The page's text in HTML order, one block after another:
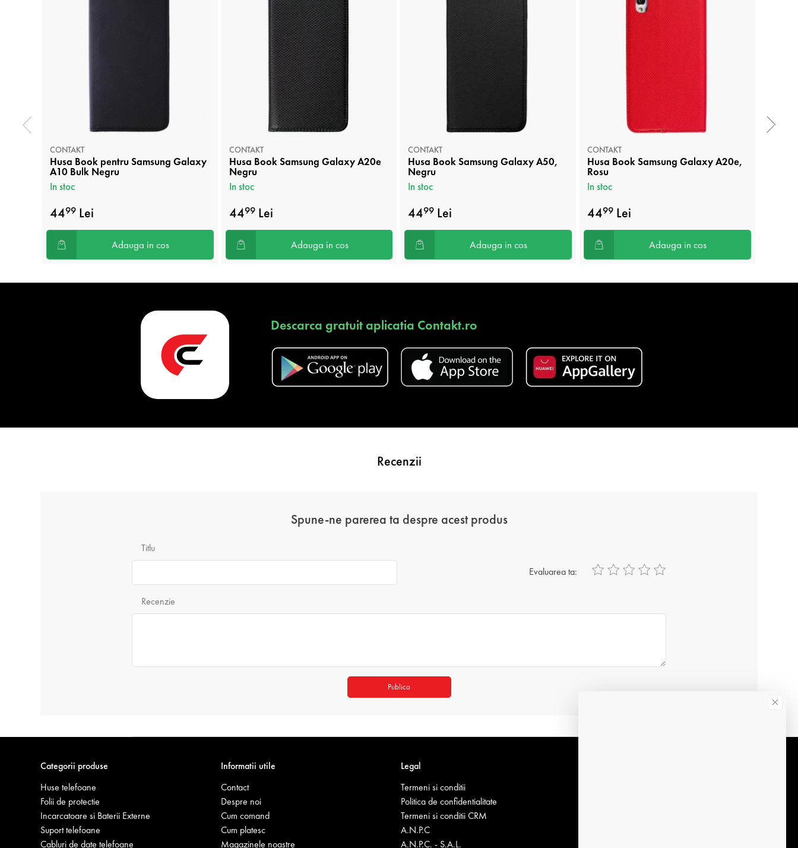
CONTAKT
Husa Book pentru Samsung Galaxy
A10 Bulk Negru
In stoc
4499 Lei
Adauga in cos
CONTAKT
Husa Book Samsung Galaxy A20e
Negru
In stoc
4499Lei
Adauga in cos
CONTAKT
Husa Book Samsung Galaxy A50,
Negru
In stoc
4499 Lei
Adauga in cos
CONTAKT
Husa Book Samsung Galaxy A20e,
Rosu
In stoc
4499 Lei
Adauga in cos
Descarca gratuit aplicatia Contakt.ro
Recenzii
Spune-ne parerea ta despre acest produs
Titlu
Evaluarea ta:
Recenzie
Publica
Categorii produse
Huse telefoane
Folii de protectie
Incarcatoare si Baterii Externe
Suport telefoane
Cabluri de date telefoane
Informatii utile
Contact
Despre noi
Cum comand
Cum platesc
Magazinele noastre
Legal
Termeni si conditii
Politica de confidentialitate
Termeni si conditii CRM
A.N.P.C
A.N.P.C. - S.A.L.